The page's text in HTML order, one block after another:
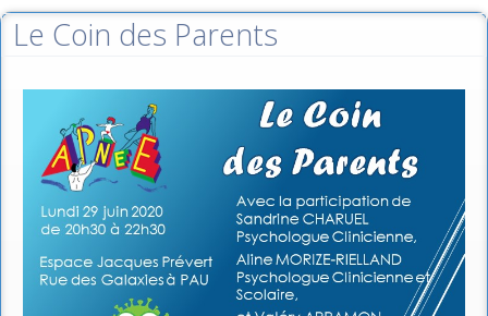
Le Coin des Parents